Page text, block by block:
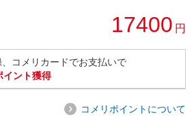
17400 円
コメリカードでお支払いで
イント獲得
コメリポイントについて